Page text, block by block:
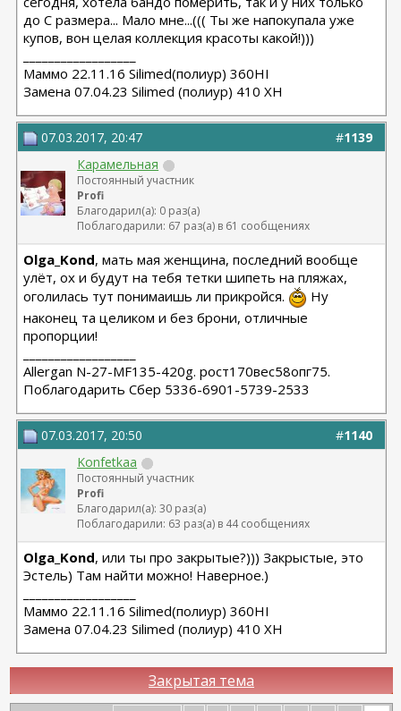
до С размера... Мало мне...((( Ты же напокупала уже
купов, вон целая коллекция красоты какой!)))
Маммо 22.11.16 Silimed(полиур) 360HI
Замена 07.04.23 Silimed (полиур) 410 XH
#1139
07.03.2017, 20:47
Карамельная
Постоянный участник
Profi
Благодарил(а): 0 раз(а)
Поблагодарили: 67 раз(а) в 61 сообщениях
Olga_Kond, мать мая женщина, последний вообще
улёт, ох и будут на тебя тетки шипеть на пляжах,
оголилась тут понимаишь ли прикройся.
Ну
наконец та целиком и без брони, отличные
пропорции!
Allergan N-27-MF135-420g. рост170вес58опг75.
Поблагодарить Сбер 5336-6901-5739-2533
#1140
07.03.2017, 20:50
Konfetkaa
Постоянный участник
Profi
Благодарил(а): 30 раз(а)
Поблагодарили: 63 раз(а) в 44 сообщениях
Olga_Kond, или ты про закрытые?))) Закрыстые, это
Эстель) Там найти можно! Наверное.)
Маммо 22.11.16 Silimed(полиур) 360HI
Замена 07.04.23 Silimed (полиур) 410 XH
Закрытая тема